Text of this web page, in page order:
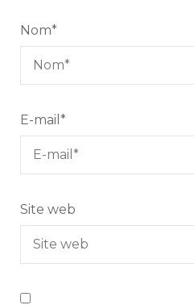
Nom*
E-mail *
Site web